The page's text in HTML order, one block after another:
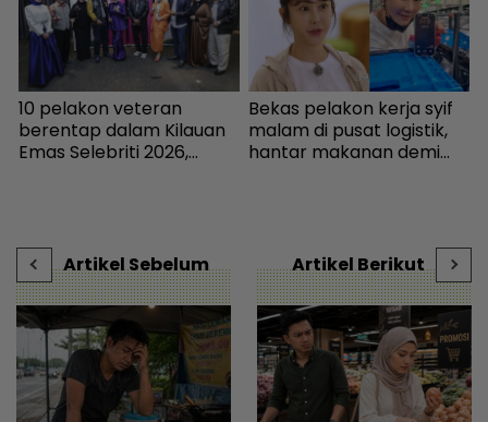
10 pelakon veteran
berentap dalam Kilauan
Emas Selebriti 2026,
Bekas pelakon kerja syif
malam di pusat logistik,
hantar makanan demi
Artikel Sebelum
Artikel Berikut